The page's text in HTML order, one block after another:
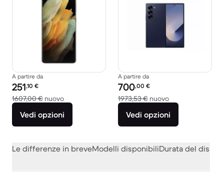
A partire da
Prezzo del ricondizionato:
251,10 €
1607,00 € nuovoRispetto a 1607,00 € del nuovo
Vedi opzioni
A partire da
Prezzo del ricondizionato:
700,00 €
1973,53 € nuovoRispetto a
Vedi opzioni
Le differenze in breveModelli disponibiliDurata del